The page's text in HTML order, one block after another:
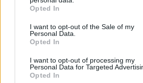
grant or deny consent to Google and its
use your data for below specified
consent section.
Opted In
I want to opt-out of the Sale of my
Personal Data.
Opted In
I want to opt-out of processing my
Personal Data for Targeted
Opted In
A Hat szereplő szerzőt keres - a
forgatókönyv is - egy szerző
kétségbeesett kiáltása. Egy fiának
Pirandello egy tragikus, de